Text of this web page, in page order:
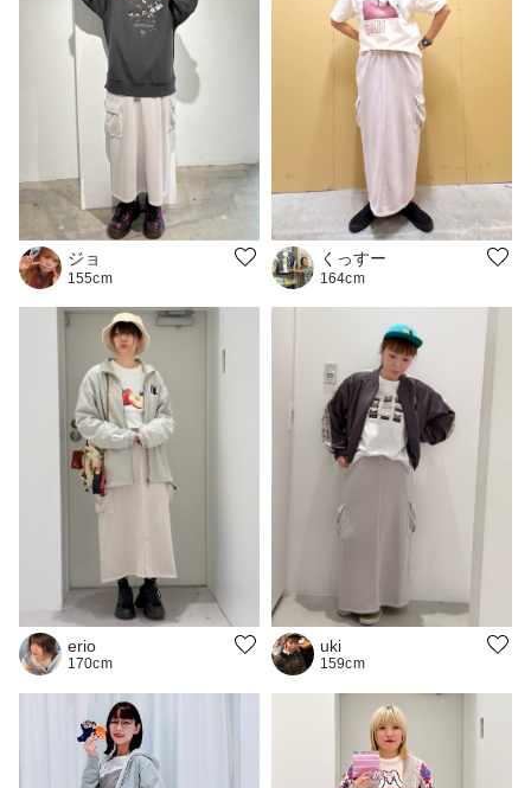
ジョ
155cm
くっすー
164cm
erio
170cm
uki
159cm